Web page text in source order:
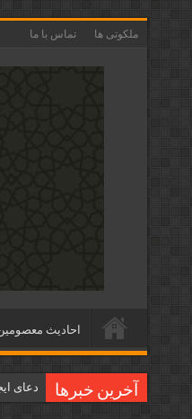
ملکوتی ها تماس با ما
احاديث
آخرین خبرها دعای